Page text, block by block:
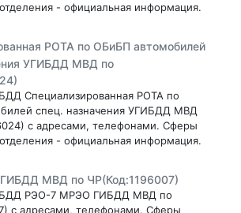
- официальная информация.
РОТА по ОБиБП автомобилей
УГИБДД МВД по
Специализированная РОТА по
спец. назначения УГИБДД МВД
с адресами, телефонами. Сферы
- официальная информация.
МВД по ЧР(Код:1196007)
РЭО-7 МРЭО ГИБДД МВД по
с адресами, телефонами. Сферы